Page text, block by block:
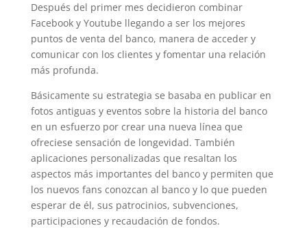
Después del primer mes decidieron combinar
Facebook y Youtube llegando a ser los mejores
puntos de venta del banco, manera de acceder y
comunicar con los clientes y fomentar una relación
más profunda.
Básicamente su estrategia se basaba en publicar en
fotos antiguas y eventos sobre la historia del banco
en un esfuerzo por crear una nueva línea que
ofreciese sensación de longevidad. También
aplicaciones personalizadas que resaltan los
aspectos más importantes del banco y permiten que
los nuevos fans conozcan al banco y lo que pueden
esperar de él, sus patrocinios, subvenciones,
participaciones y recaudación de fondos.